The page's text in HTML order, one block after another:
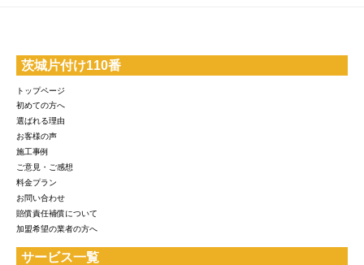
茨城片付け110番
トップページ
初めての方へ
選ばれる理由
お客様の声
施工事例
ご意見・ご感想
料金プラン
お問い合わせ
賠償責任補償について
加盟希望の業者の方へ
サービス一覧